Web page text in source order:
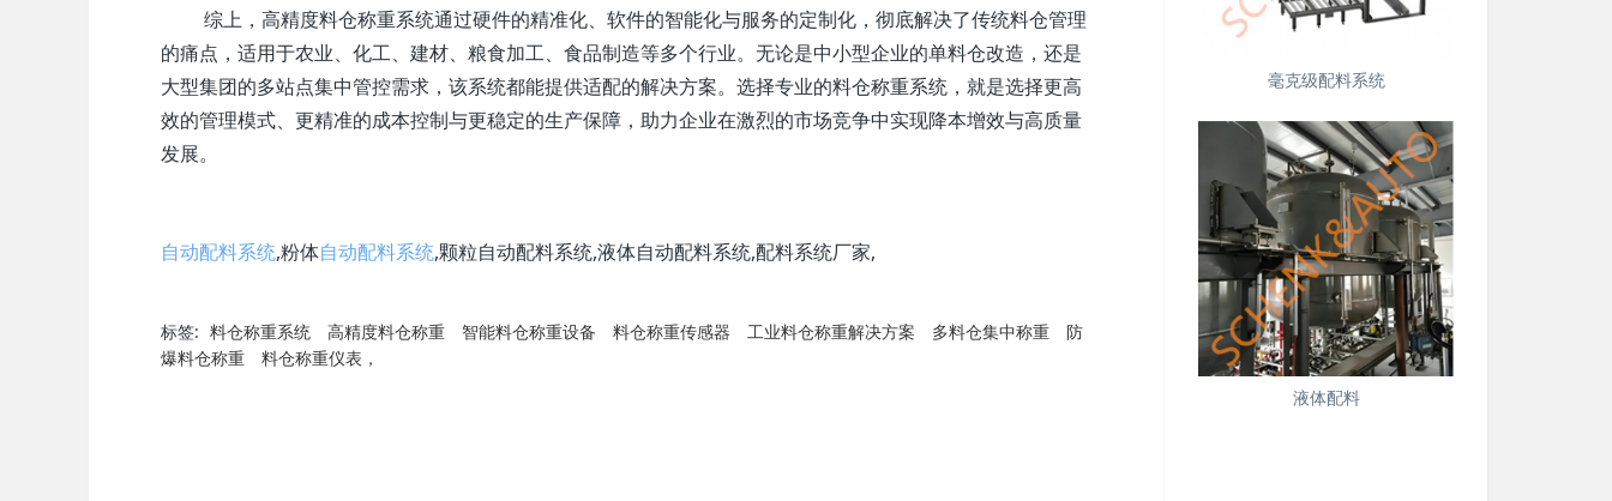
综上，高精度料仓称重系统通过硬件的精准化、软件的智能化与服务的定制化，彻底解决了传统料仓管理
的痛点，适用于农业、化工、建材、粮食加工、食品制造等多个行业。无论是中小型企业的单料仓改造，还是
大型集团的多站点集中管控需求，该系统都能提供适配的解决方案。选择专业的料仓称重系统，就是选择更高
效的管理模式、更精准的成本控制与更稳定的生产保障，助力企业在激烈的市场竞争中实现降本增效与高质量
发展。
自动配料系统,粉体自动配料系统,颗粒自动配料系统,液体自动配料系统,配料系统厂家,
标签: 料仓称重系统 高精度料仓称重 智能料仓称重设备 料仓称重传感器 工业料仓称重解决方案 多料仓集中称重
防
爆料仓称重
料仓称重仪表，
毫克级配料系统
液体配料